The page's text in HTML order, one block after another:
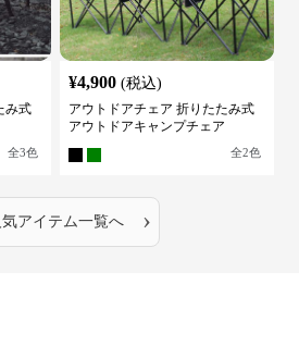
み式
全3色
¥4,900 (税込)
アウトドアチェア 折りたたみ式
アウトドアキャンプチェア
全2色
気アイテム一覧へ ›